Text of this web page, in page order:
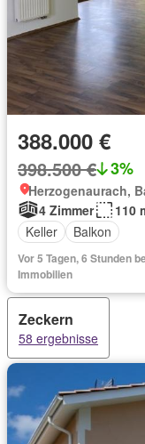
388.000 €
398.500 € 3%
Herzogenaurach,
4 Zimmer
110
Keller
Balkon
Vor 5 Tagen, 6 Stunden
Immobilien
Zeckern
58 ergebnisse